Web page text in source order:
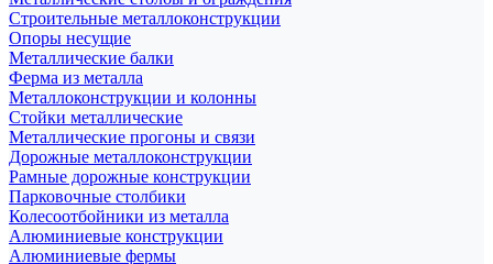
Строительные металлоконструкции
Опоры несущие
Металлические балки
Ферма из металла
Металлоконструкции и колонны
Стойки металлические
Металлические прогоны и связи
Дорожные металлоконструкции
Рамные дорожные конструкции
Парковочные столбики
Колесоотбойники из металла
Алюминиевые конструкции
Алюминиевые фермы